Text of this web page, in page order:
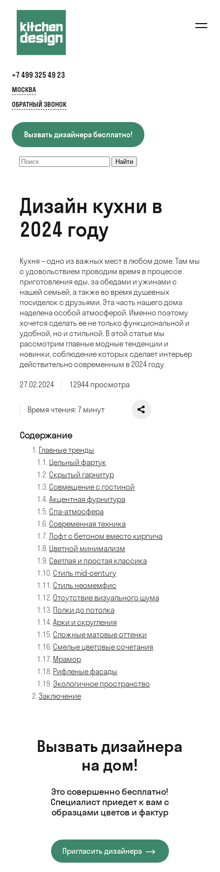
+7 499 325 49 23
МОСКВА
ОБРАТНЫЙ ЗВОНОК
Вызвать дизайнера бесплатно!
Дизайн кухни в
2024 году
Кухня – одно из важных мест в любом доме. Там мы
с удовольствием проводим время в процессе
приготовления еды, за обедами и ужинами с
нашей семьей, а также во время душевных
посиделок с друзьями. Эта часть нашего дома
наделена особой атмосферой. Именно поэтому
хочется сделать ее не только функциональной и
удобной, но и стильной. В этой статье мы
рассмотрим главные модные тенденции и
новинки, соблюдение которых сделает интерьер
действительно современным в 2024 году.
27.02.2024 12944 просмотра
Время чтения: 7 минут
Содержание
Главные тренды
Цельный фартук
Скрытый гарнитур
Совмещение с гостиной
Акцентная фурнитура
Спа-атмосфера
Современная техника
Лофт с бетоном вместо кирпича
Цветной минимализм
Светлая и простая классика
Стиль mid-century
Стиль неомемфис
Отсутствие визуального шума
Полки до потолка
Арки и скругления
Сложные матовые оттенки
Смелые цветовые сочетания
Мрамор
Рифленые фасады
Экологичное пространство
Заключение
Вызвать дизайнера
на дом!
Это совершенно бесплатно!
Специалист приедет к вам с
образцами цветов и фактур
Пригласить дизайнера